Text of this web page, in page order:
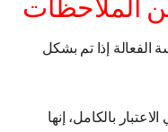
الملاحظات
الفعالة إذا تم بشكل
بالكامل، إنها